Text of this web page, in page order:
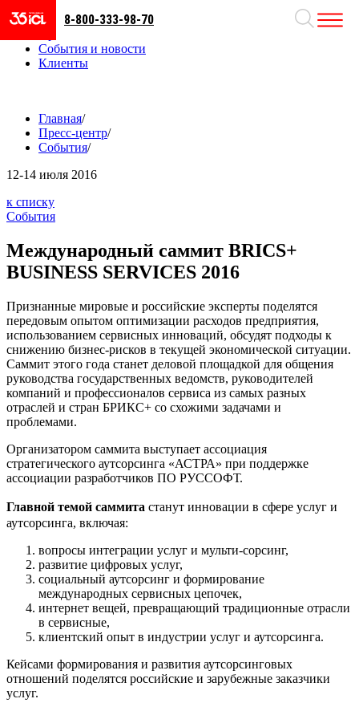
Направления
События и новости
Клиенты
8-800-333-98-70
Главная/
Пресс-центр/
События/
12-14 июля 2016
к списку
События
Международный саммит BRICS+
BUSINESS SERVICES 2016
Признанные мировые и российские эксперты поделятся
передовым опытом оптимизации расходов предприятия,
использованием сервисных инноваций, обсудят подходы к
снижению бизнес-рисков в текущей экономической ситуации.
Саммит этого года станет деловой площадкой для общения
руководства государственных ведомств, руководителей
компаний и профессионалов сервиса из самых разных
отраслей и стран БРИКС+ со схожими задачами и
проблемами.
Организатором саммита выступает ассоциация
стратегического аутсорсинга «АСТРА» при поддержке
ассоциации разработчиков ПО РУССОФТ.
Главной темой саммита станут инновации в сфере услуг и
аутсорсинга, включая:
вопросы интеграции услуг и мульти-сорсинг,
развитие цифровых услуг,
социальный аутсорсинг и формирование
международных сервисных цепочек,
интернет вещей, превращающий традиционные отрасли
в сервисные,
клиентский опыт в индустрии услуг и аутсорсинга.
Кейсами формирования и развития аутсорсинговых
отношений поделятся российские и зарубежные заказчики
услуг.